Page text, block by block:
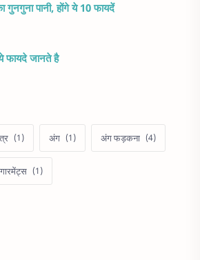
गुनगुना पानी, होंगे ये 10 फायदें
फायदे जानते है
अंग अंग फड़कना